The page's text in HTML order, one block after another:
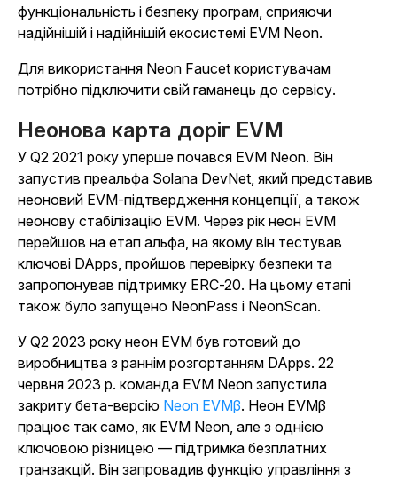
функціональність і безпеку програм, сприяючи
надійнішій і надійнішій екосистемі EVM Neon.
Для використання Neon Faucet користувачам
потрібно підключити свій гаманець до сервісу.
Неонова карта доріг EVM
У Q2 2021 року уперше почався EVM Neon. Він
запустив преальфа Solana DevNet, який представив
неоновий EVM-підтвердження концепції, а також
неонову стабілізацію EVM. Через рік неон EVM
перейшов на етап альфа, на якому він тестував
ключові DApps, пройшов перевірку безпеки та
запропонував підтримку ERC-20. На цьому етапі
також було запущено NeonPass і NeonScan.
У Q2 2023 року неон EVM був готовий до
виробництва з раннім розгортанням DApps. 22
червня 2023 р. команда EVM Neon запустила
закриту бета-версію Neon EVMβ. Неон EVMβ
працює так само, як EVM Neon, але з однією
ключовою різницею — підтримка безплатних
транзакцій. Він запровадив функцію управління з